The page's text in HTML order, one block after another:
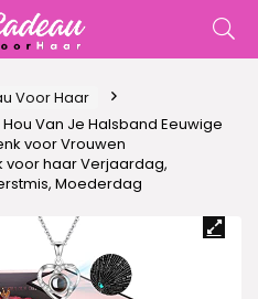
Voor Haar
Van Je Halsband Eeuwige
voor Vrouwen
haar Verjaardag,
Moederdag